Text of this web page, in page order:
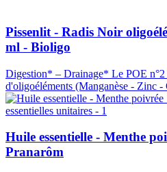
Pissenlit - Radis Noir
ml - Bioligo
Digestion* – Drainage* Le POE n°2
d'oligoéléments (Manganèse - Zinc -
Huile essentielle - Menthe
Pranarôm